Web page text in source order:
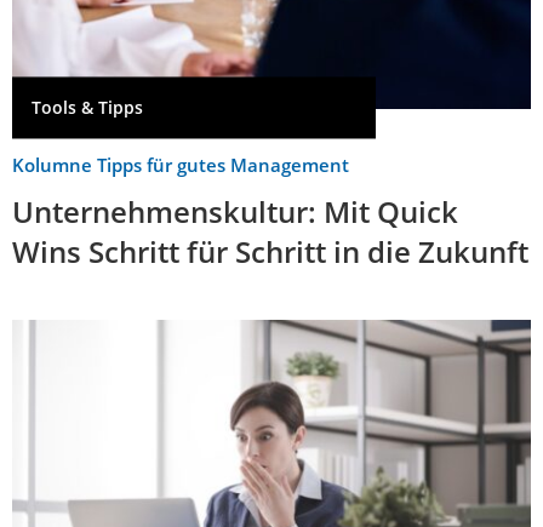
Tools & Tipps
Kolumne Tipps für gutes Management
Unternehmenskultur: Mit Quick
Wins Schritt für Schritt in die Zukunft